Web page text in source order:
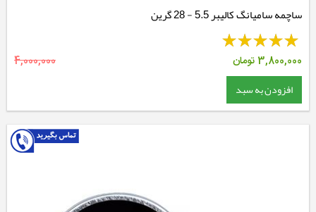
ساچمه سامیانگ کالیبر 5.5 - 28 گرین
3,800,000تومان 4,000,000
افزودن به سبد